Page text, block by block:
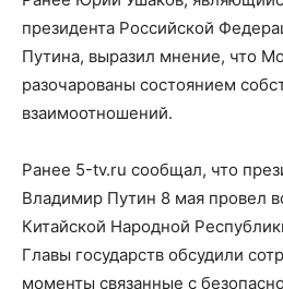
президента Российской
Путина, выразил мнение, что
разочарованы состоянием
взаимоотношений.
Ранее 5-tv.ru сообщал, что
Владимир Путин 8 мая провел
Китайской Народной
Главы государств обсудили
моменты связанные с